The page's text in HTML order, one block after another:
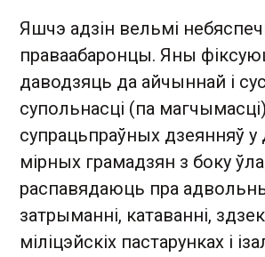
Яшчэ адзін вельмі
праваабаронцы. Яны
даводзяць да айчыннай і
супольнасці (па
супрацьпраўных дзеянняў у
мірных грамадзян з боку
распавядаюць пра
затрыманні, катаванні,
міліцэйскіх пастарунках і